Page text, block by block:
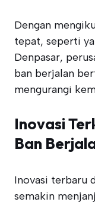
Dengan
tepat, seperti
Denpasar,
ban berjalan
mengurangi
Inovasi
Ban
Inovasi terbaru
semakin